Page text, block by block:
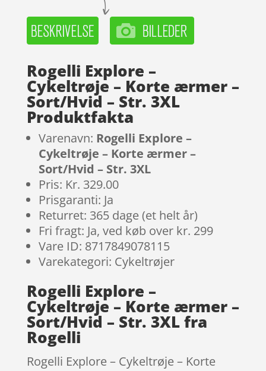
Rogelli Explore –
Cykeltrøje – Korte ærmer –
Sort/Hvid – Str. 3XL
Produktfakta
Varenavn: Rogelli Explore –
Cykeltrøje – Korte ærmer –
Sort/Hvid – Str. 3XL
Pris: Kr. 329.00
Prisgaranti: Ja
Returret: 365 dage (et helt år)
Fri fragt: Ja, ved køb over kr. 299
Vare ID: 8717849078115
Varekategori: Cykeltrøjer
Rogelli Explore –
Cykeltrøje – Korte ærmer –
Sort/Hvid – Str. 3XL fra
Rogelli
Rogelli Explore – Cykeltrøje – Korte